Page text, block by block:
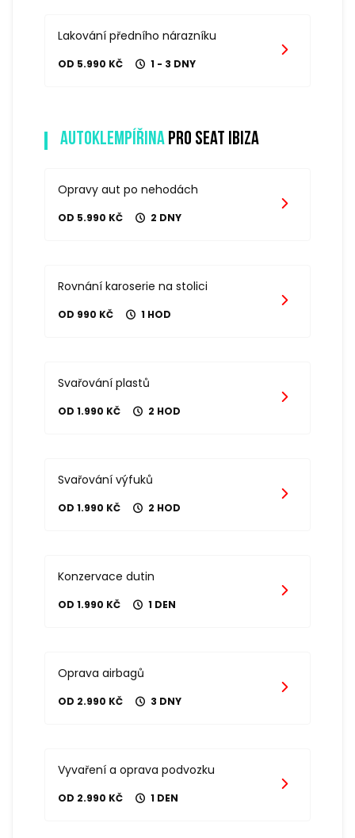
Lakování předního nárazníku
OD 5.990 KČ 1 - 3 DNY
Autoklempířina pro seat ibiza
Opravy aut po nehodách
OD 5.990 KČ 2 DNY
Rovnání karoserie na stolici
OD 990 KČ 1 HOD
Svařování plastů
OD 1.990 KČ 2 HOD
Svařování výfuků
OD 1.990 KČ 2 HOD
Konzervace dutin
OD 1.990 KČ 1 DEN
Oprava airbagů
OD 2.990 KČ 3 DNY
Vyvaření a oprava podvozku
OD 2.990 KČ 1 DEN